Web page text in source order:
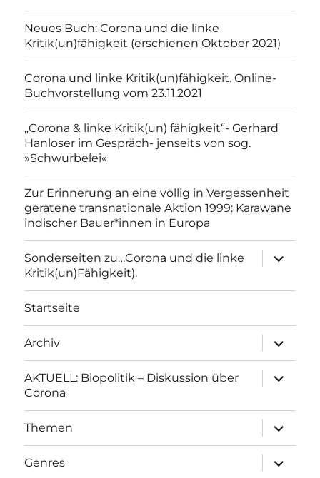
Neues Buch: Corona und die linke
Kritik(un)fähigkeit (erschienen Oktober 2021)
Corona und linke Kritik(un)fähigkeit. Online-
Buchvorstellung vom 23.11.2021
„Corona & linke Kritik(un) fähigkeit“- Gerhard
Hanloser im Gespräch- jenseits von sog.
»Schwurbelei«
Zur Erinnerung an eine völlig in Vergessenheit
geratene transnationale Aktion 1999: Karawane
indischer Bauer*innen in Europa
Sonderseiten zu…Corona und die linke
Kritik(un)Fähigkeit).
anzeigen
Startseite
Archiv
anzeigen
AKTUELL: Biopolitik – Diskussion über
Corona
anzeigen
Themen
anzeigen
Genres
anzeigen